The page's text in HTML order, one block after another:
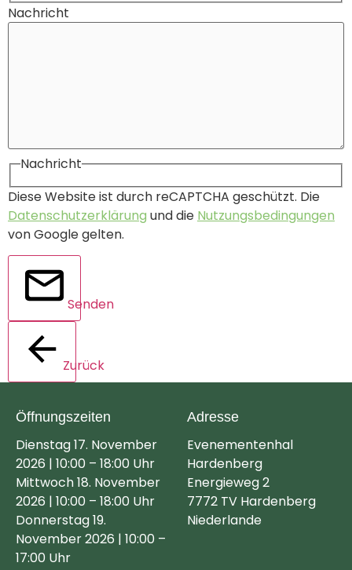
Nachricht
Nachricht
Diese Website ist durch reCAPTCHA geschützt. Die
Datenschutzerklärung und die Nutzungsbedingungen
von Google gelten.
Senden
Zurück
Öffnungszeiten
Dienstag 17. November
2026 | 10:00 – 18:00 Uhr
Mittwoch 18. November
2026 | 10:00 – 18:00 Uhr
Donnerstag 19.
November 2026 | 10:00 –
17:00 Uhr
Adresse
Evenementenhal
Hardenberg
Energieweg 2
7772 TV Hardenberg
Niederlande